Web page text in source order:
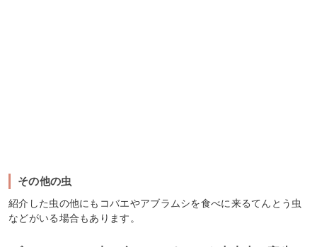
その他の虫
紹介した虫の他にもコバエやアブラムシを食べに来るてんとう虫
などがいる場合もあります。